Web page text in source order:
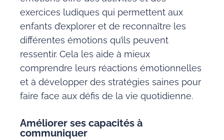
exercices ludiques qui permettent aux
enfants d’explorer et de reconnaître les
différentes émotions qu’ils peuvent
ressentir. Cela les aide à mieux
comprendre leurs réactions émotionnelles
et à développer des stratégies saines pour
faire face aux défis de la vie quotidienne.
Améliorer ses capacités à
communiquer